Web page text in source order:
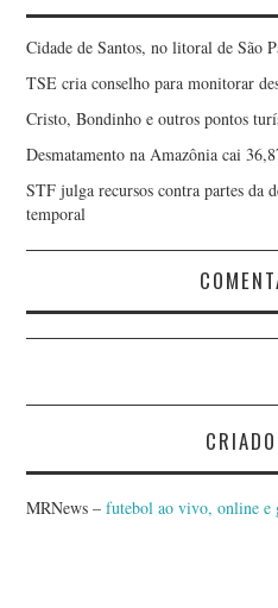
Cidade de Santos, no litoral de São
TSE cria conselho para monitorar
Cristo, Bondinho e outros pontos
Desmatamento na Amazônia cai
STF julga recursos contra partes da
temporal
MRNews –futebol ao vivo, online e